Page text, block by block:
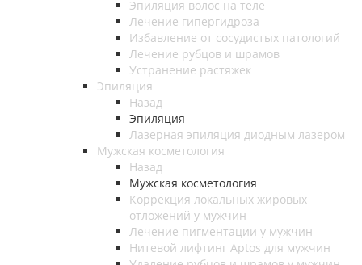
Эпиляция волос на теле
Лечение гипергидроза
Избавление от сосудистых патологий
Лечение рубцов и шрамов
Устранение растяжек
Эпиляция
Назад
Эпиляция
Лазерная эпиляция диодным лазером
Мужская косметология
Назад
Мужская косметология
Коррекция локальных жировых
отложений у мужчин
Лечение пигментации у мужчин
Нитевой лифтинг Aptos для мужчин